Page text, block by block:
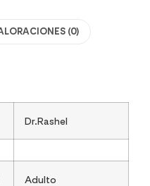
(0)
Dr.Rashel
Adulto